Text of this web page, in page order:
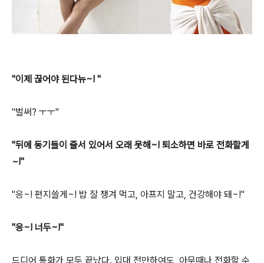
"이제 끊어야 된다뉴~! "
"벌써? ㅜㅜ"
"뒤에 동기들이 줄서 있어서 오래 못해~! 퇴소하면 바로 전화할게
~!"
"응~! 편지쓸게~! 밥 잘 챙겨 먹고, 아프지 말고, 건강해야 돼~!"
"응~! 너두~!"
드디어 통화가 모두 끝났다. 입대 전만하여도, 아무때나 전화할 수